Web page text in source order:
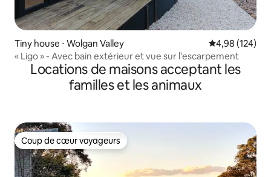
Tiny house ⋅ Wolgan Valley Évaluation
4,98 (124)
« Ligo » - Avec bain extérieur et vue sur l'escarpement
Locations de maisons acceptant les
familles et les animaux
Coup de cœur voyageurs
Coup de cœur voyageurs